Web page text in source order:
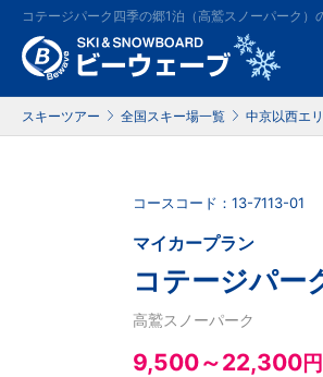
コテージパーク四季の郷1泊（高鷲スノーパーク
スキーツアー 全国スキー場一覧 中京以西エ
コースコード：13-7113-01
マイカープラン
コテージパー
高鷲スノーパーク
9,500～22,300円